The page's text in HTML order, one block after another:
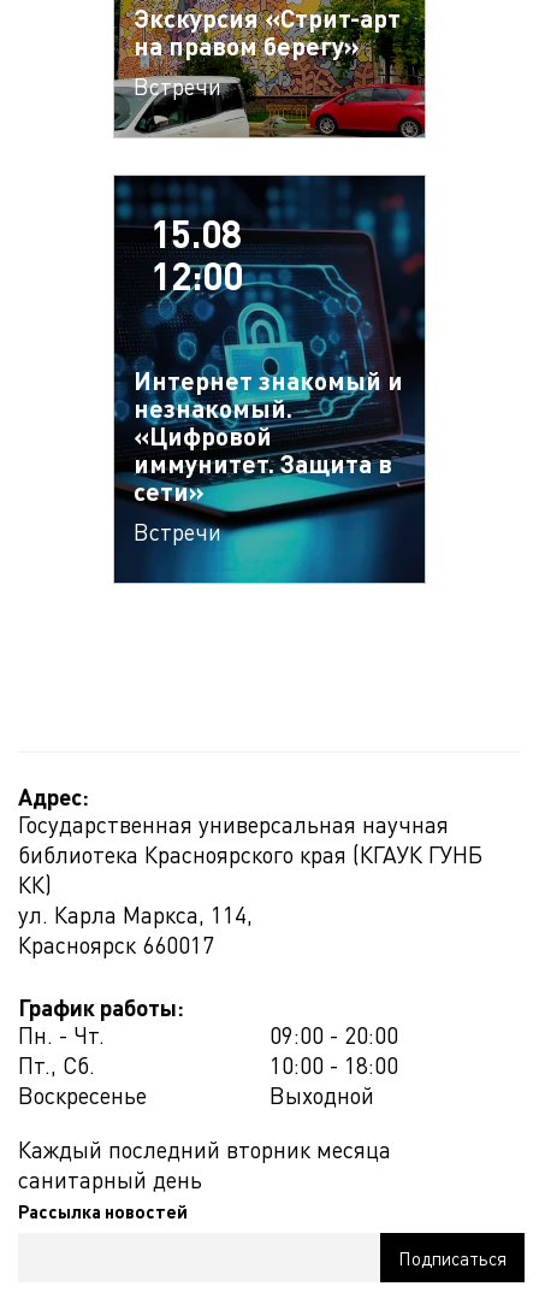
Экскурсия «Стрит-арт
на правом берегу»
Встречи
15.08
12:00
Интернет знакомый и
незнакомый.
«Цифровой
иммунитет. Защита в
сети»
Встречи
Адрес:
Государственная универсальная научная
библиотека Красноярского края (КГАУК ГУНБ
КК)
ул. Карла Маркса, 114,
Красноярск 660017
График работы:
Пн. - Чт.
09:00 - 20:00
Пт., Сб.
10:00 - 18:00
Воскресенье
Выходной
Каждый последний вторник месяца
санитарный день
Рассылка новостей